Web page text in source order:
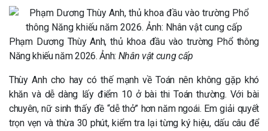
Phạm Dương Thùy Anh, thủ khoa đầu vào trường Phổ thông
Năng khiếu năm 2026. Ảnh: Nhân vật cung cấp
Thùy Anh cho hay có thế mạnh về Toán nên không gặp khó
khăn và dễ dàng lấy điểm 10 ở bài thi Toán thường. Với bài
chuyên, nữ sinh thấy đề “dễ thở” hơn năm ngoái. Em giải quyết
trọn vẹn và thừa 30 phút, kiểm tra lại từng ký hiệu, dấu câu để